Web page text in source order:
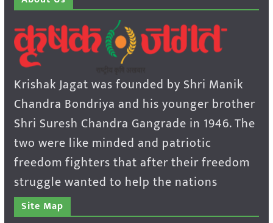
Krishak Jagat was founded by Shri Manik
Chandra Bondriya and his younger brother
Shri Suresh Chandra Gangrade in 1946. The
two were like minded and patriotic
freedom fighters that after their freedom
struggle wanted to help the nations
Site Map